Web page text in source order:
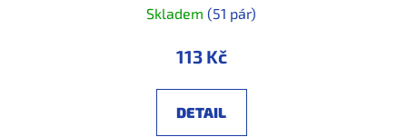
Skladem (51 pár)
113 Kč
DETAIL